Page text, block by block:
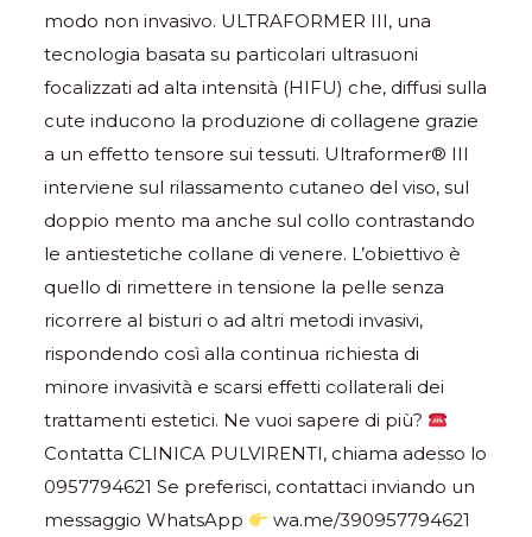
modo non invasivo. ULTRAFORMER III, una
tecnologia basata su particolari ultrasuoni
focalizzati ad alta intensità (HIFU) che, diffusi sulla
cute inducono la produzione di collagene grazie
a un effetto tensore sui tessuti. Ultraformer® III
interviene sul rilassamento cutaneo del viso, sul
doppio mento ma anche sul collo contrastando
le antiestetiche collane di venere. L’obiettivo è
quello di rimettere in tensione la pelle senza
ricorrere al bisturi o ad altri metodi invasivi,
rispondendo così alla continua richiesta di
minore invasività e scarsi effetti collaterali dei
trattamenti estetici. Ne vuoi sapere di più?
Contatta CLINICA PULVIRENTI, chiama adesso lo
0957794621 Se preferisci, contattaci inviando un
messaggio WhatsApp
wa.me/390957794621